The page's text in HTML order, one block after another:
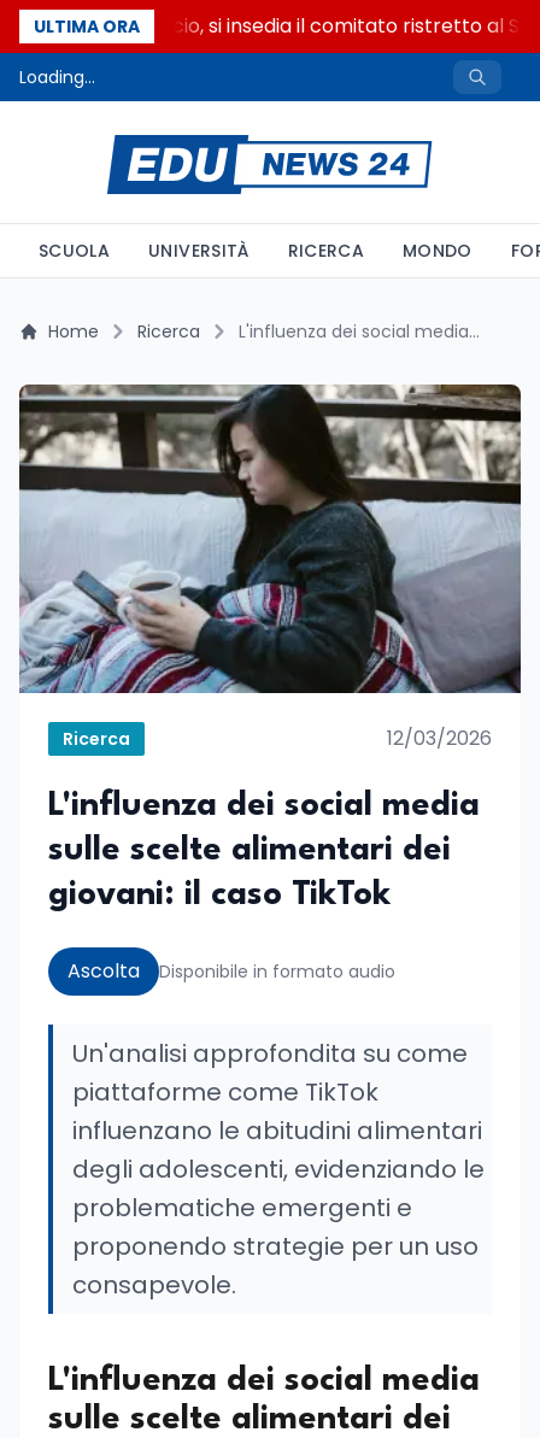
ULTIMA ORA
Riforma del calcio, si insedia il comitato ristretto al
Loading...
SCUOLA UNIVERSITÀ RICERCA MONDO
Home Ricerca L'influenza dei social media sulle scelte alimentari dei giovani: il caso TikTok
Ricerca 12/03/2026
L'influenza dei social media
sulle scelte alimentari dei
giovani: il caso TikTok
Ascolta Disponibile in formato audio
Un'analisi approfondita su come
piattaforme come TikTok
influenzano le abitudini alimentari
degli adolescenti, evidenziando le
problematiche emergenti e
proponendo strategie per un uso
consapevole.
L'influenza dei social media
sulle scelte alimentari dei